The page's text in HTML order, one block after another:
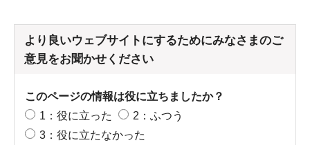
より良いウェブサイトにするためにみなさまのご
意見をお聞かせください
このページの情報は役に立ちましたか？
1：役に立った
2：ふつう
3：役に立たなかった